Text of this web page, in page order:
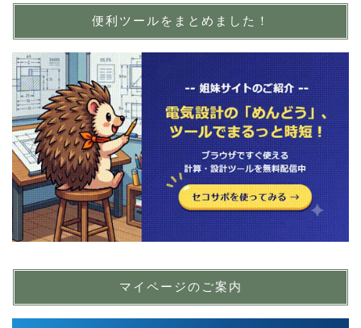
便利ツールをまとめました！
マイページのご案内